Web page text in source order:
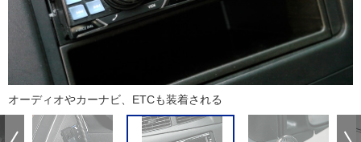
オーディオやカーナビ、ETCも装着される